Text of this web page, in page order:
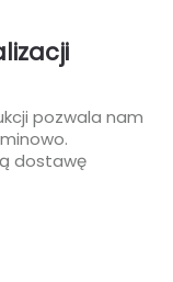
pozwala nam
dostawę